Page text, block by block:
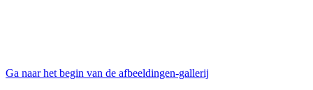
Ga naar het begin van de afbeeldingen-gallerij